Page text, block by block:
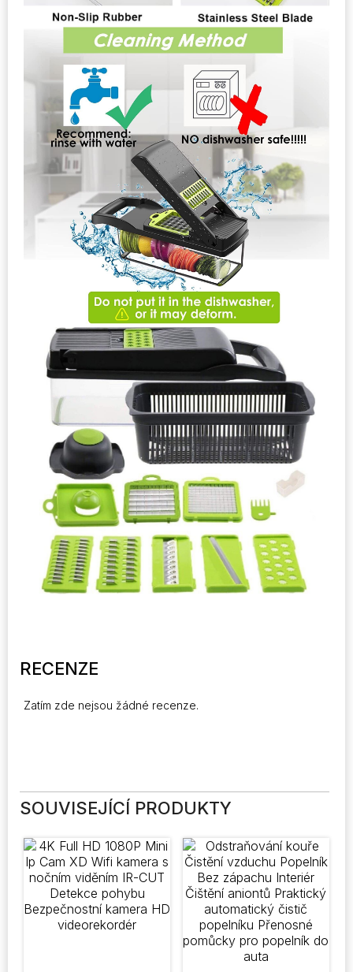
RECENZE
Zatím zde nejsou žádné recenze.
SOUVISEJÍCÍ PRODUKTY